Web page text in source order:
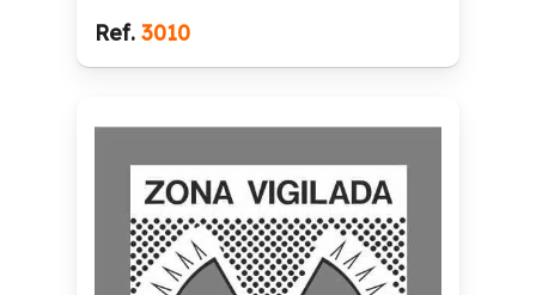
Ref. 3010